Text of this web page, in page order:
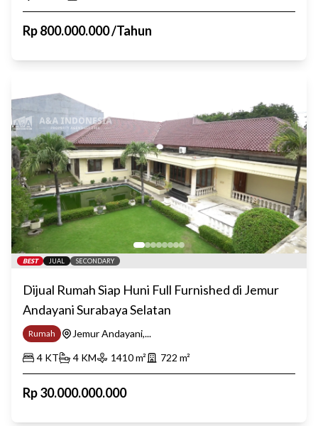
Rp800.000.000/Tahun
BEST JUAL SECONDARY
Dijual Rumah Siap Huni Full Furnished di Jemur
Andayani Surabaya Selatan
Rumah
Jemur Andayani,...
4 KT 4 KM 1410m² 722 m²
Rp30.000.000.000